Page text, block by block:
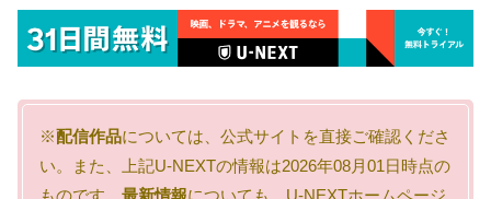
※配信作品については、公式サイトを直接ご確認くださ
い。また、上記U-NEXTの情報は2026年08月01日時点の
ものです。 最新情報についても、U-NEXTホームページ